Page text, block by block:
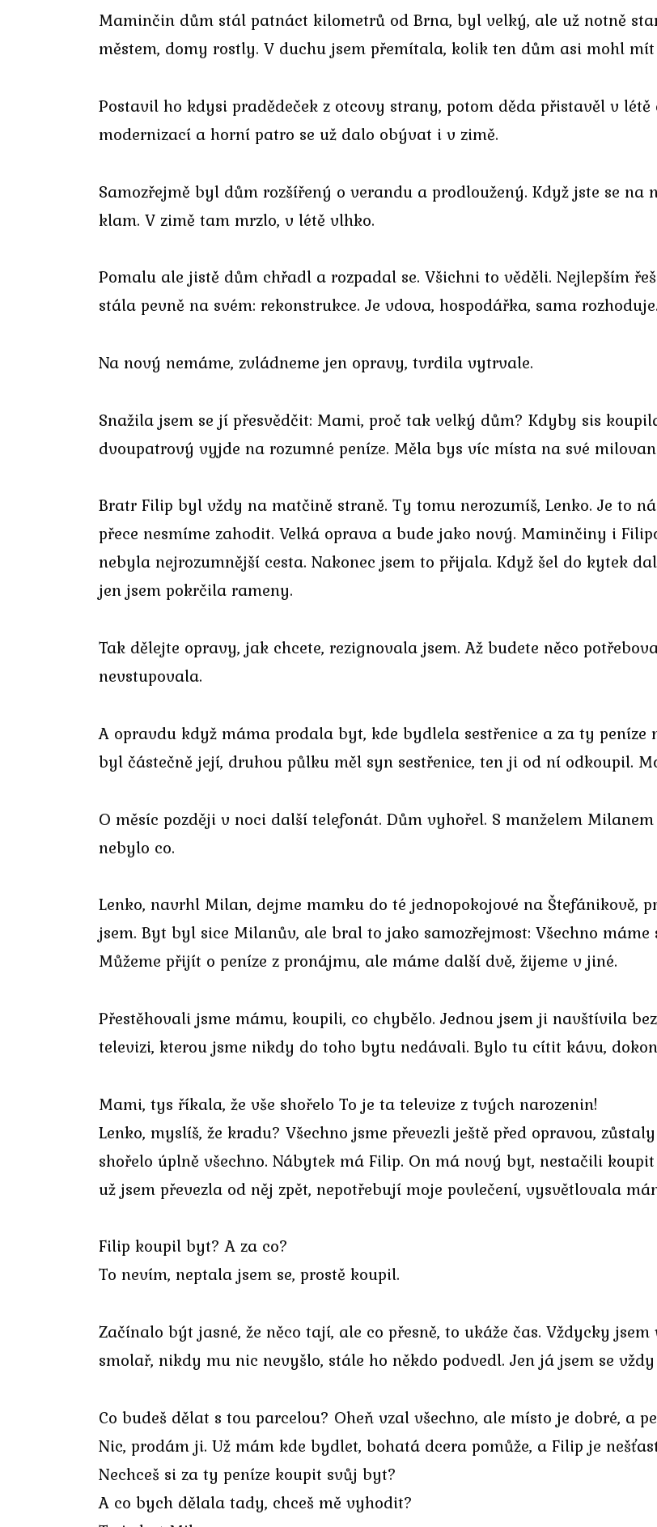
Maminčin dům stál patnáct kilometrů od Brna, byl velký, ale už notně
městem, domy rostly. V duchu jsem přemítala, kolik ten dům asi mohl
Postavil ho kdysi pradědeček z otcovy strany, potom děda přistavěl v
modernizací a horní patro se už dalo obývat i v zimě.
Samozřejmě byl dům rozšířený o verandu a prodloužený. Když jste se
klam. V zimě tam mrzlo, v létě vlhko.
Pomalu ale jistě dům chřadl a rozpadal se. Všichni to věděli. Nejlepším
stála pevně na svém: rekonstrukce. Je vdova, hospodářka, sama rozhoduje.
Na nový nemáme, zvládneme jen opravy, tvrdila vytrvale.
Snažila jsem se jí přesvědčit: Mami, proč tak velký dům? Kdyby sis
dvoupatrový vyjde na rozumné peníze. Měla bys víc místa na své
Bratr Filip byl vždy na matčině straně. Ty tomu nerozumíš, Lenko. Je to
přece nesmíme zahodit. Velká oprava a bude jako nový. Maminčiny i
nebyla nejrozumnější cesta. Nakonec jsem to přijala. Když šel do kytek
jen jsem pokrčila rameny.
Tak dělejte opravy, jak chcete, rezignovala jsem. Až budete něco
nevstupovala.
A opravdu když máma prodala byt, kde bydlela sestřenice a za ty
byl částečně její, druhou půlku měl syn sestřenice, ten ji od ní odkoupil.
O měsíc později v noci další telefonát. Dům vyhořel. S manželem
nebylo co.
Lenko, navrhl Milan, dejme mamku do té jednopokojové na Štefánikově,
jsem. Byt byl sice Milanův, ale bral to jako samozřejmost: Všechno
Můžeme přijít o peníze z pronájmu, ale máme další dvě, žijeme v jiné.
Přestěhovali jsme mámu, koupili, co chybělo. Jednou jsem ji navštívila
televizi, kterou jsme nikdy do toho bytu nedávali. Bylo tu cítit kávu,
Mami, tys říkala, že vše shořelo To je ta televize z tvých narozenin!
Lenko, myslíš, že kradu? Všechno jsme převezli ještě před opravou,
shořelo úplně všechno. Nábytek má Filip. On má nový byt, nestačili
už jsem převezla od něj zpět, nepotřebují moje povlečení, vysvětlovala
Filip koupil byt? A za co?
To nevím, neptala jsem se, prostě koupil.
Začínalo být jasné, že něco tají, ale co přesně, to ukáže čas. Vždycky
smolař, nikdy mu nic nevyšlo, stále ho někdo podvedl. Jen já jsem se
Co budeš dělat s tou parcelou? Oheň vzal všechno, ale místo je dobré, a
Nic, prodám ji. Už mám kde bydlet, bohatá dcera pomůže, a Filip je
Nechceš si za ty peníze koupit svůj byt?
A co bych dělala tady, chceš mě vyhodit?